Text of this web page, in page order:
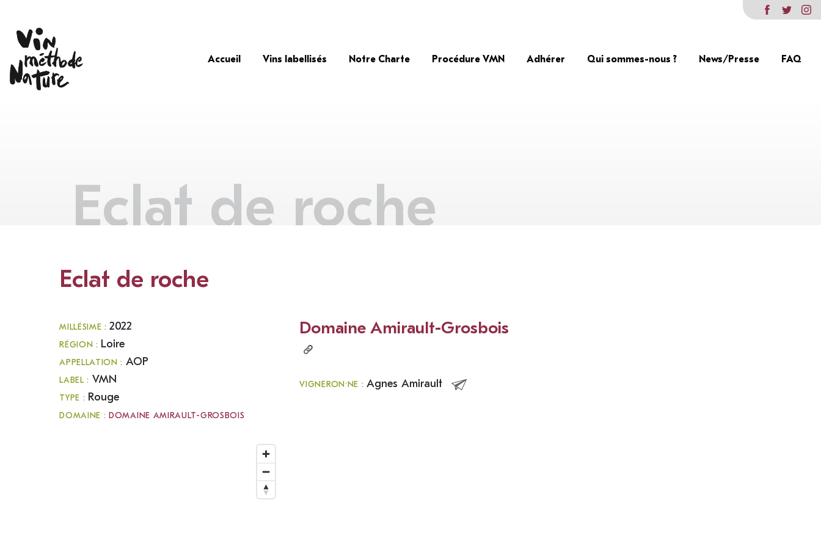
Accueil Vins labellisés Notre Charte Procédure VMN Adhérer Qui sommes-nous ? News/Presse FAQ
Eclat de roche
Eclat de roche
MILLÉSIME :2022
RÉGION : Loire
APPELLATION : AOP
LABEL : VMN
TYPE : Rouge
DOMAINE :DOMAINE AMIRAULT-GROSBOIS
Domaine Amirault-Grosbois
VIGNERON·NE :Agnes Amirault